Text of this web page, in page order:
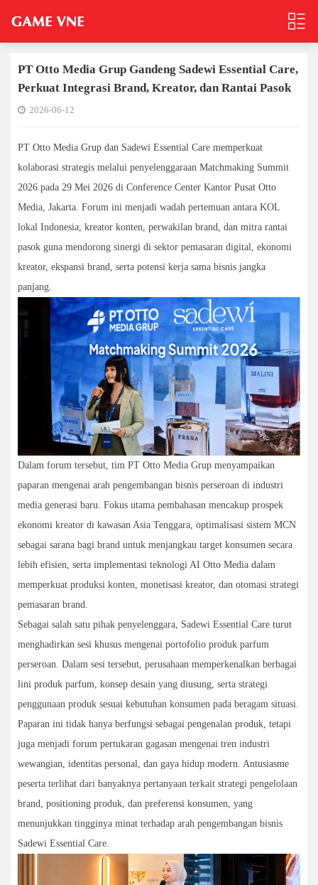
PT Otto Media Grup Gandeng Sadewi Essential Care,
Perkuat Integrasi Brand, Kreator, dan Rantai Pasok
2026-06-12
PT Otto Media Grup dan Sadewi Essential Care memperkuat
kolaborasi strategis melalui penyelenggaraan Matchmaking Summit
2026 pada 29 Mei 2026 di Conference Center Kantor Pusat Otto
Media, Jakarta. Forum ini menjadi wadah pertemuan antara KOL
lokal Indonesia, kreator konten, perwakilan brand, dan mitra rantai
pasok guna mendorong sinergi di sektor pemasaran digital, ekonomi
kreator, ekspansi brand, serta potensi kerja sama bisnis jangka
panjang.
Dalam forum tersebut, tim PT Otto Media Grup menyampaikan
paparan mengenai arah pengembangan bisnis perseroan di industri
media generasi baru. Fokus utama pembahasan mencakup prospek
ekonomi kreator di kawasan Asia Tenggara, optimalisasi sistem MCN
sebagai sarana bagi brand untuk menjangkau target konsumen secara
lebih efisien, serta implementasi teknologi AI Otto Media dalam
memperkuat produksi konten, monetisasi kreator, dan otomasi strategi
pemasaran brand.
Sebagai salah satu pihak penyelenggara, Sadewi Essential Care turut
menghadirkan sesi khusus mengenai portofolio produk parfum
perseroan. Dalam sesi tersebut, perusahaan memperkenalkan berbagai
lini produk parfum, konsep desain yang diusung, serta strategi
penggunaan produk sesuai kebutuhan konsumen pada beragam situasi.
Paparan ini tidak hanya berfungsi sebagai pengenalan produk, tetapi
juga menjadi forum pertukaran gagasan mengenai tren industri
wewangian, identitas personal, dan gaya hidup modern. Antusiasme
peserta terlihat dari banyaknya pertanyaan terkait strategi pengelolaan
brand, positioning produk, dan preferensi konsumen, yang
menunjukkan tingginya minat terhadap arah pengembangan bisnis
Sadewi Essential Care.